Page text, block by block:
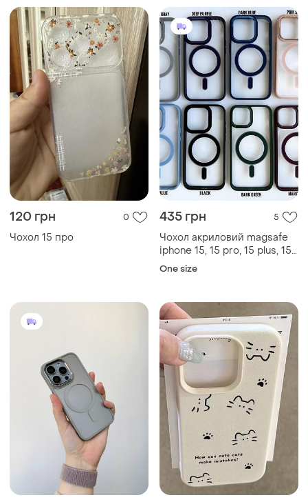
120 грн 0
Чохол 15 про
435 грн 5
Чохол акриловий magsafe
iphone 15, 15 pro, 15 plus, 15
pro max
One size